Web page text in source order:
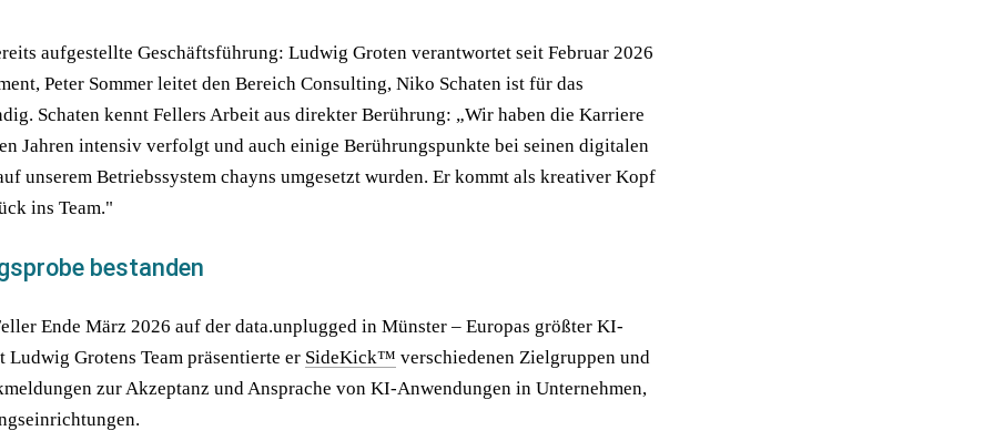
aufgestellte Geschäftsführung: Ludwig Groten verantwortet seit Februar 2026
Peter Sommer leitet den Bereich Consulting, Niko Schaten ist für das
Schaten kennt Fellers Arbeit aus direkter Berührung: „Wir haben die Karriere
Jahren intensiv verfolgt und auch einige Berührungspunkte bei seinen digitalen
unserem Betriebssystem chayns umgesetzt wurden. Er kommt als kreativer Kopf
ins Team."
bestanden
Ende März 2026 auf der data.unplugged in Münster – Europas größter KI-
Ludwig Grotens Team präsentierte er SideKick™ verschiedenen Zielgruppen und
zur Akzeptanz und Ansprache von KI-Anwendungen in Unternehmen,